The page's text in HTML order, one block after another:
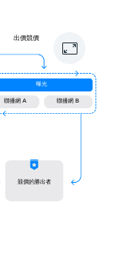
出價競價
曝光
聯播網 A 聯播網 B
競價的勝出者